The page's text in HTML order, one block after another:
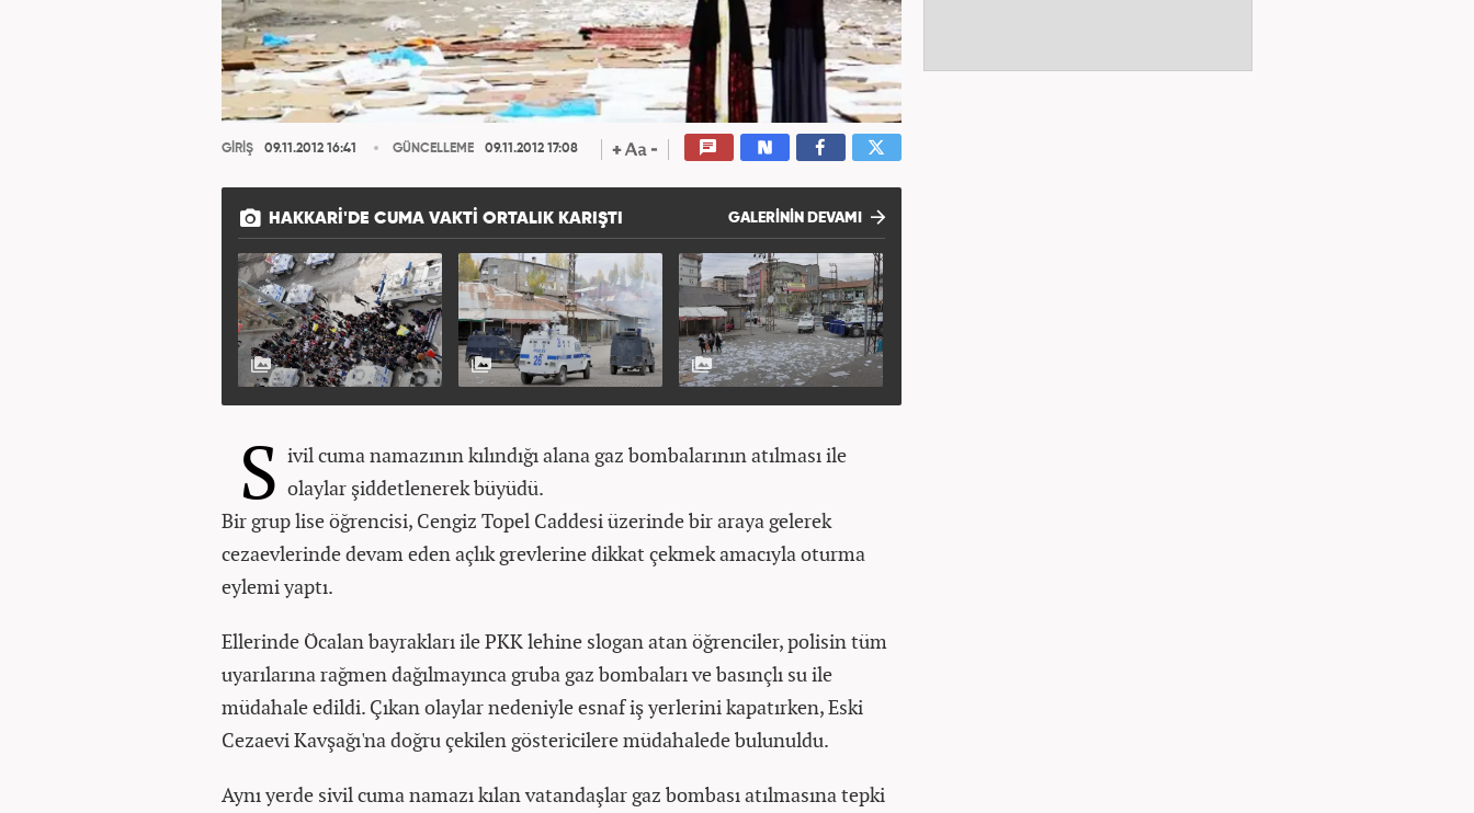
GİRİŞ 09.11.2012 16:41 GÜNCELLEME 09.11.2012 17:08
HAKKARI'DE CUMA VAKTI ORTALIK KARIŞTI GALERİNİN DEVAMI
S ivil cuma namazının kılındığı alana gaz bombalarının atılması ile
olaylar şiddetlenerek büyüdü.
Bir grup lise öğrencisi, Cengiz Topel Caddesi üzerinde bir araya gelerek
cezaevlerinde devam eden açlık grevlerine dikkat çekmek amacıyla oturma
eylemi yaptı.
Ellerinde Öcalan bayrakları ile PKK lehine slogan atan öğrenciler, polisin tüm
uyarılarına rağmen dağılmayınca gruba gaz bombaları ve basınçlı su ile
müdahale edildi. Çıkan olaylar nedeniyle esnaf iş yerlerini kapatırken, Eski
Cezaevi Kavşağı'na doğru çekilen göstericilere müdahalede bulunuldu.
Aynı yerde sivil cuma namazı kılan vatandaşlar gaz bombası atılmasına tepki